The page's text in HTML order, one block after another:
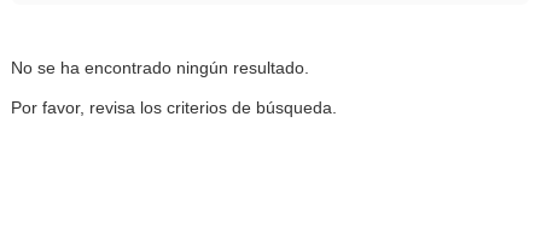
No se ha encontrado ningún resultado.
Por favor, revisa los criterios de búsqueda.